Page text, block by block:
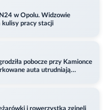
w Opolu. Widzowie
kulisy pracy stacji
pobocze przy Kamionce
auta utrudniają